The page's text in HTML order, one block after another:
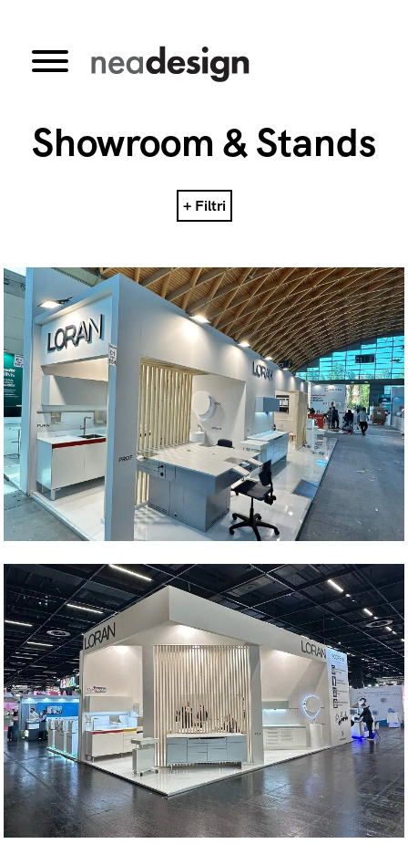
Showroom & Stands
+ Filtri